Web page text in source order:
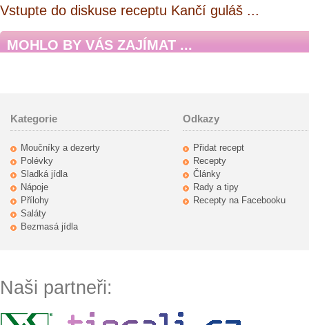
Vstupte do diskuse receptu Kančí guláš ...
MOHLO BY VÁS ZAJÍMAT ...
Kategorie
Moučníky a dezerty
Polévky
Sladká jídla
Nápoje
Přílohy
Saláty
Bezmasá jídla
Odkazy
Přidat recept
Recepty
Články
Rady a tipy
Recepty na Facebooku
Naši partneři: